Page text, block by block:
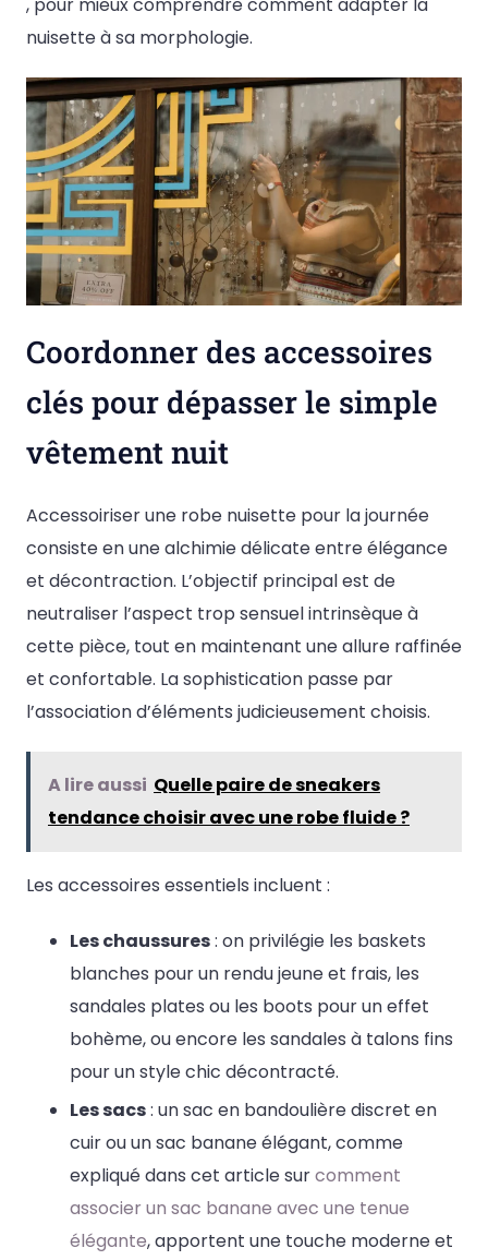
nuisette à sa morphologie.
Coordonner des accessoires
clés pour dépasser le simple
vêtement nuit
Accessoiriser une robe nuisette pour la journée
consiste en une alchimie délicate entre élégance
et décontraction. L’objectif principal est de
neutraliser l’aspect trop sensuel intrinsèque à
cette pièce, tout en maintenant une allure raffinée
et confortable. La sophistication passe par
l’association d’éléments judicieusement choisis.
A lire aussi Quelle paire de sneakers
tendance choisir avec une robe fluide ?
Les accessoires essentiels incluent :
Les chaussures: on privilégie les baskets
blanches pour un rendu jeune et frais, les
sandales plates ou les boots pour un effet
bohème, ou encore les sandales à talons fins
pour un style chic décontracté.
Les sacs: un sac en bandoulière discret en
cuir ou un sac banane élégant, comme
expliqué dans cet article surcomment
associer un sac banane avec une tenue
élégante, apportent une touche moderne et